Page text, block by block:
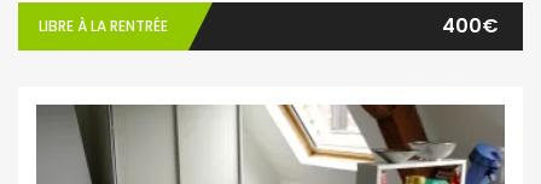
LIBRE À LA RENTRÉE 400€